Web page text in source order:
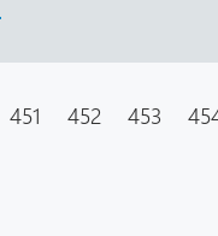
451 452 453